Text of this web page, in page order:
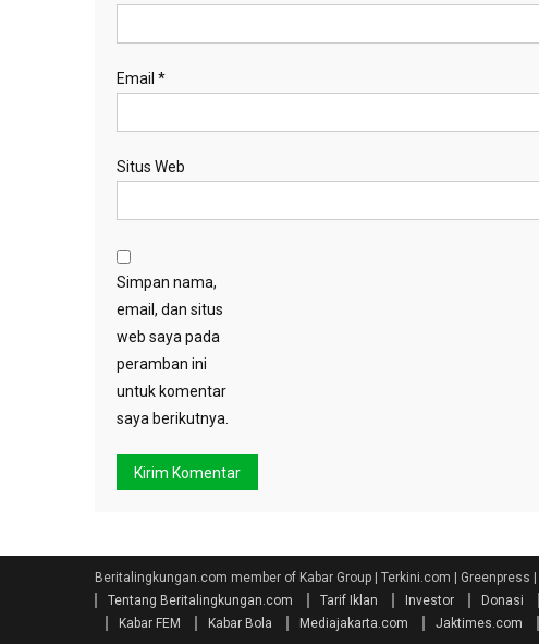
Email *
Situs Web
Simpan nama,
email, dan situs
web saya pada
peramban ini
untuk komentar
saya berikutnya.
Beritalingkungan.com member of Kabar Group | Terkini.com | Greenpress
Tentang Beritalingkungan.com
Tarif Iklan Investor Donasi
Kabar FEM
Kabar Bola Mediajakarta.com Jaktimes.com